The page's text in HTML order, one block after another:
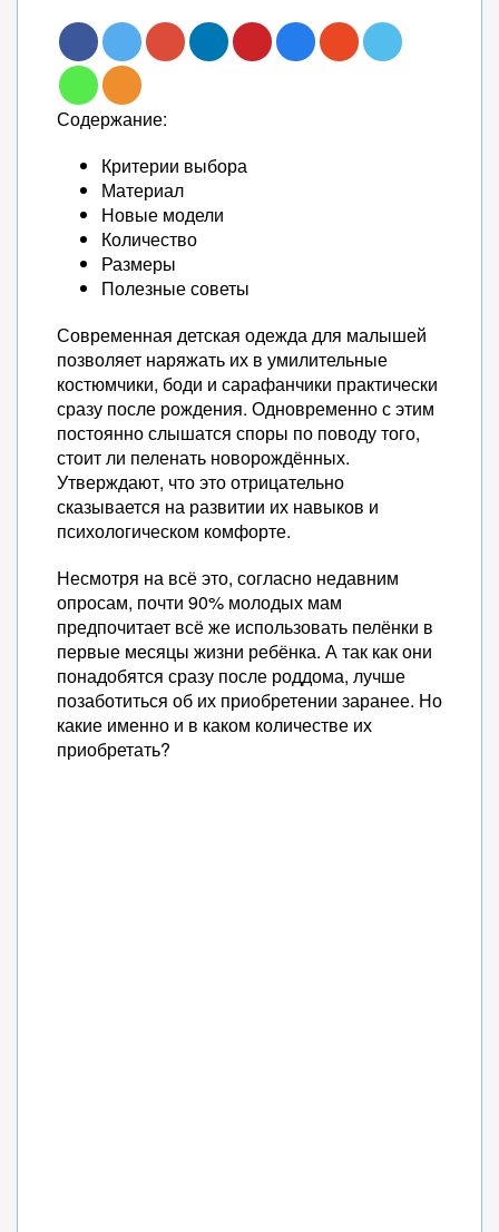
Содержание:
Критерии выбора
Материал
Новые модели
Количество
Размеры
Полезные советы
Современная детская одежда для малышей
позволяет наряжать их в умилительные
костюмчики, боди и сарафанчики практически
сразу после рождения. Одновременно с этим
постоянно слышатся споры по поводу того,
стоит ли пеленать новорождённых.
Утверждают, что это отрицательно
сказывается на развитии их навыков и
психологическом комфорте.
Несмотря на всё это, согласно недавним
опросам, почти 90% молодых мам
предпочитает всё же использовать пелёнки в
первые месяцы жизни ребёнка. А так как они
понадобятся сразу после роддома, лучше
позаботиться об их приобретении заранее. Но
какие именно и в каком количестве их
приобретать?